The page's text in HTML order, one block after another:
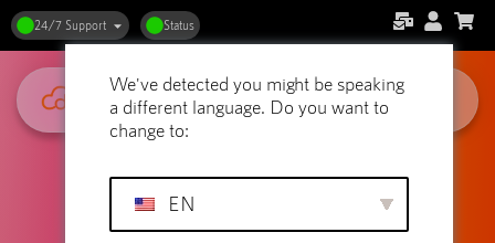
24/7 Support Status
We've detected you might be speaking
a different language. Do you want to
change to:
EN